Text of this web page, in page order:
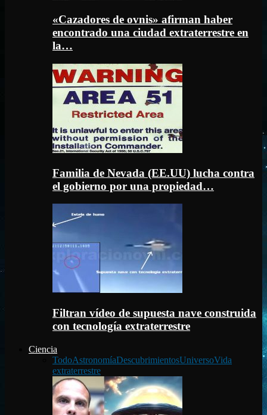
«Cazadores de ovnis» afirman haber
encontrado una ciudad extraterrestre en
la…
Familia de Nevada (EE.UU) lucha contra
el gobierno por una propiedad…
Filtran vídeo de supuesta nave construida
con tecnología extraterrestre
Ciencia
TodoAstronomíaDescubrimientosUniversoVida
extraterrestre